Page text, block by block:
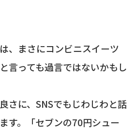
、まさにコンビニスイーツ
言っても過言ではないかもし
さに、SNSでもじわじわと話
す。「セブンの70円シュー